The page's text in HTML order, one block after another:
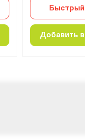
Быстрый
Добавить